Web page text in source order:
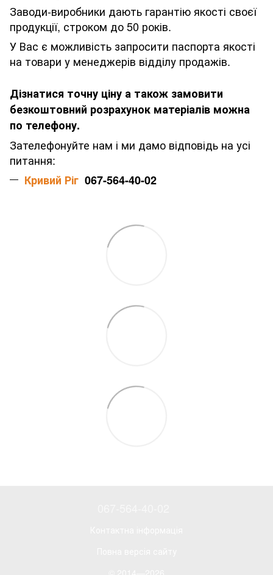
Заводи-виробники дають гарантію якості своєї
продукції, строком до 50 років.
У Вас є можливість запросити паспорта якості
на товари у менеджерів відділу продажів.
Дізнатися точну ціну а також замовити
безкоштовний розрахунок матеріалів можна
по телефону.
Зателефонуйте нам і ми дамо відповідь на усі
питання:
Кривий Ріг 067-564-40-02